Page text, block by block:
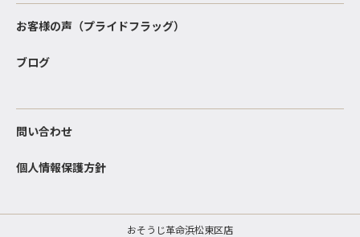
お客様の声（プライドフラッグ）
ブログ
問い合わせ
個人情報保護方針
おそうじ革命浜松東区店